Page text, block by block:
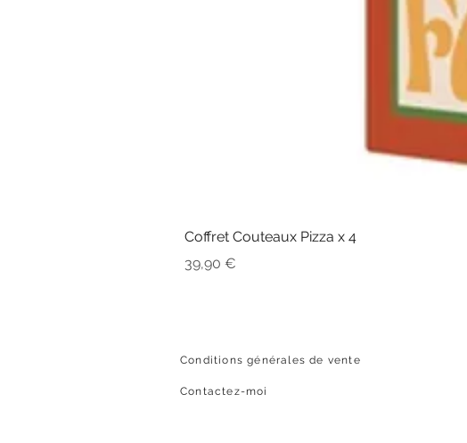
Coffret Couteaux Pizza x 4
Prix
39,90 €
Conditions générales de vente
Contactez-moi